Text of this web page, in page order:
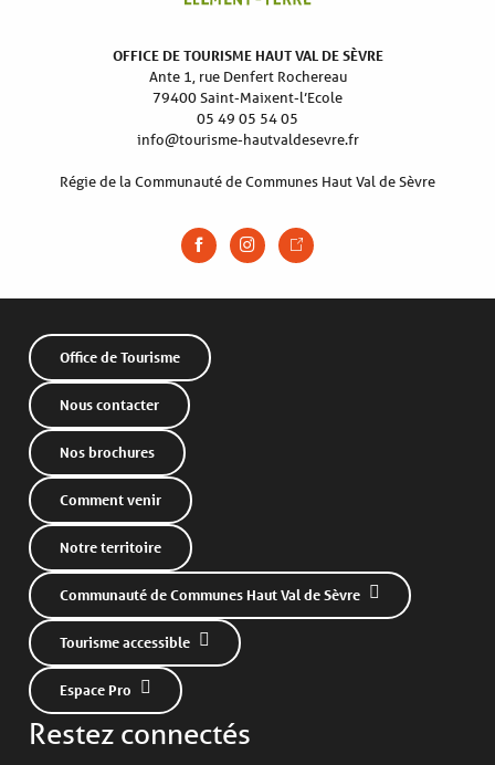
OFFICE DE TOURISME HAUT VAL DE SÈVRE
Ante 1, rue Denfert Rochereau
79400 Saint-Maixent-l’Ecole
05 49 05 54 05
info@tourisme-hautvaldesevre.fr
Régie de la Communauté de Communes Haut Val de Sèvre
Office de Tourisme
Nous contacter
Nos brochures
Comment venir
Notre territoire
Communauté de Communes Haut Val de Sèvre
Tourisme accessible
Espace Pro
Restez connectés